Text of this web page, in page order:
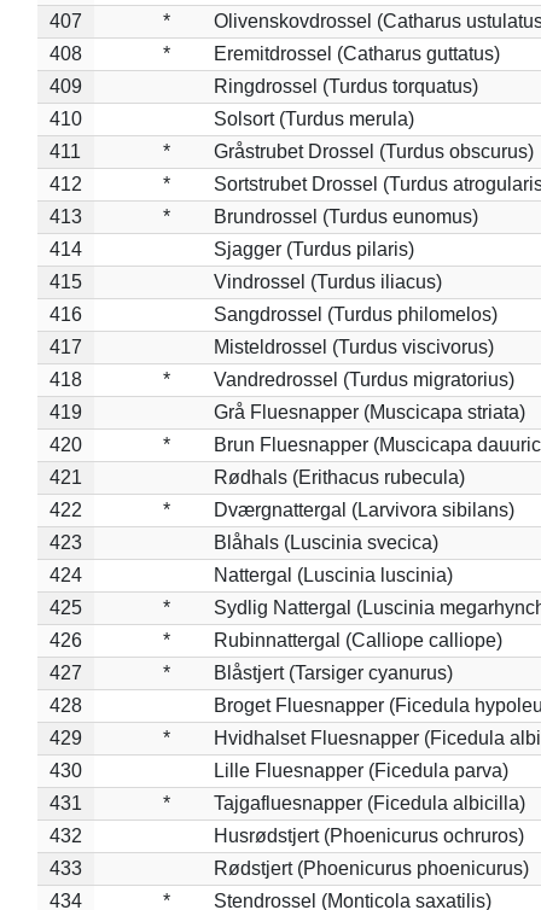
407
*
Olivenskovdrossel (Catharus
408
*
Eremitdrossel (Catharus guttatus)
409
Ringdrossel (Turdus torquatus)
410
Solsort (Turdus merula)
411
*
Gråstrubet Drossel (Turdus obscurus)
412
*
Sortstrubet Drossel (Turdus
413
*
Brundrossel (Turdus eunomus)
414
Sjagger (Turdus pilaris)
415
Vindrossel (Turdus iliacus)
416
Sangdrossel (Turdus philomelos)
417
Misteldrossel (Turdus viscivorus)
418
*
Vandredrossel (Turdus migratorius)
419
Grå Fluesnapper (Muscicapa striata)
420
*
Brun Fluesnapper (Muscicapa
421
Rødhals (Erithacus rubecula)
422
*
Dværgnattergal (Larvivora sibilans)
423
Blåhals (Luscinia svecica)
424
Nattergal (Luscinia luscinia)
425
*
Sydlig Nattergal (Luscinia
426
*
Rubinnattergal (Calliope calliope)
427
*
Blåstjert (Tarsiger cyanurus)
428
Broget Fluesnapper (Ficedula
429
*
Hvidhalset Fluesnapper (Ficedula
430
Lille Fluesnapper (Ficedula parva)
431
*
Tajgafluesnapper (Ficedula albicilla)
432
Husrødstjert (Phoenicurus ochruros)
433
Rødstjert (Phoenicurus phoenicurus)
434
*
Stendrossel (Monticola saxatilis)